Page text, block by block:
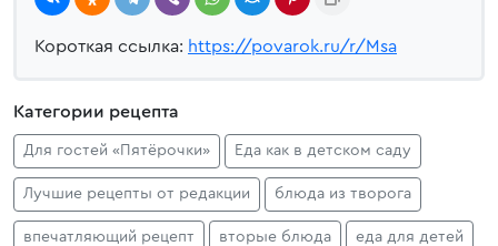
Короткая ссылка: https://povarok.ru/r/Msa
Категории рецепта
Для гостей «Пятёрочки» Еда как в детском саду
Лучшие рецепты от редакции блюда из творога
впечатляющий рецепт вторые блюда еда для детей